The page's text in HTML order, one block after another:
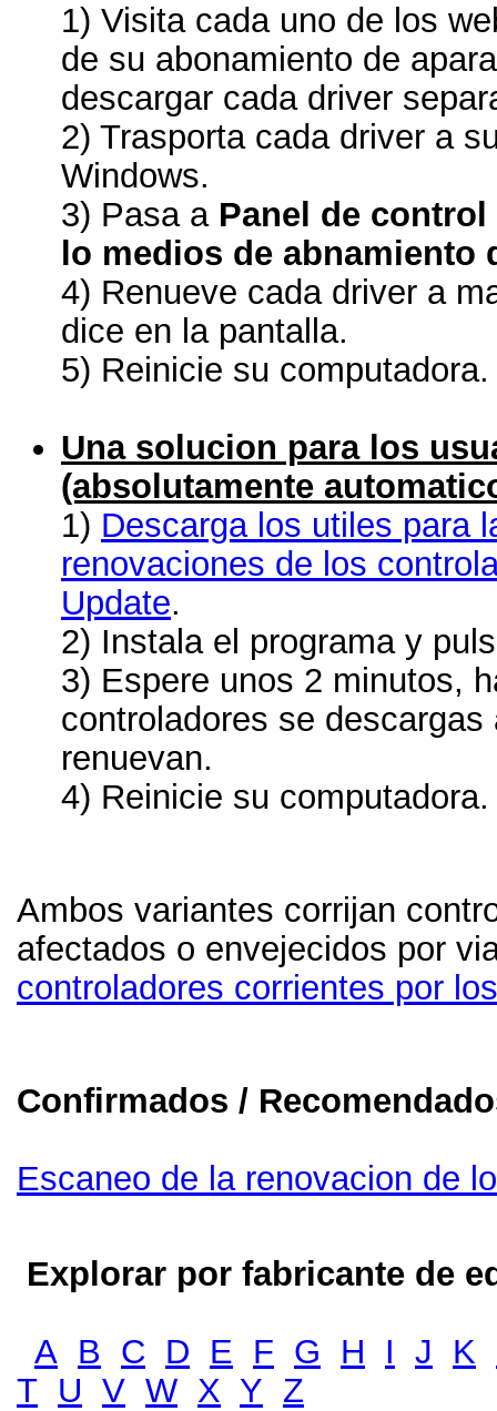
1) Visita cada uno de los
de su abonamiento de
descargar cada driver
2) Trasporta cada driver a
Windows.
3) Pasa a Panel de control
lo medios de abnamiento
4) Renueve cada driver a
dice en la pantalla.
5) Reinicie su computadora.
Una solucion para los
(absolutamente
1) Descarga los utiles para
renovaciones de los
Update.
2) Instala el programa y
3) Espere unos 2 minutos,
controladores se
renuevan.
4) Reinicie su computadora.
Ambos variantes corrijan
afectados o envejecidos por
controladores corrientes por
Confirmados /
Escaneo de la renovacion de
Explorar por fabricante de
A B C D E F G H I J K
T U V W X Y Z